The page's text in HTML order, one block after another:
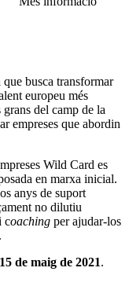
que busca transformar
europeu més
del camp de la
empreses que abordin
Wild Card es
en marxa inicial.
anys de suport
no dilutiu
coaching per ajudar-los
15 de maig de 2021.